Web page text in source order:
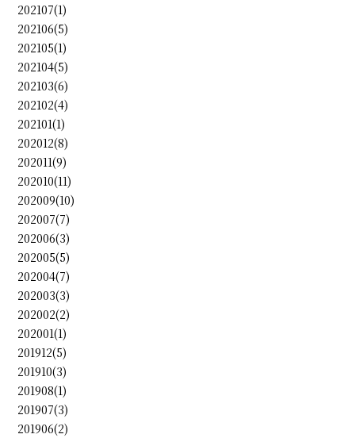
202107(1)
202106(5)
202105(1)
202104(5)
202103(6)
202102(4)
202101(1)
202012(8)
202011(9)
202010(11)
202009(10)
202007(7)
202006(3)
202005(5)
202004(7)
202003(3)
202002(2)
202001(1)
201912(5)
201910(3)
201908(1)
201907(3)
201906(2)